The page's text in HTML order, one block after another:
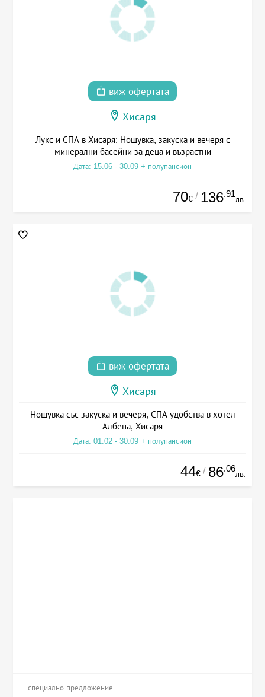
виж офертата
Хисаря
Лукс и СПА в Хисаря: Нощувка, закуска и вечеря с
минерални басейни за деца и възрастни
Дата: 15.06 - 30.09 + полупансион
70€ / 136.91
лв.
виж офертата
Хисаря
Нощувка със закуска и вечеря, СПА удобства в хотел
Албена, Хисаря
Дата: 01.02 - 30.09 + полупансион
44€ / 86.06
лв.
специално предложение